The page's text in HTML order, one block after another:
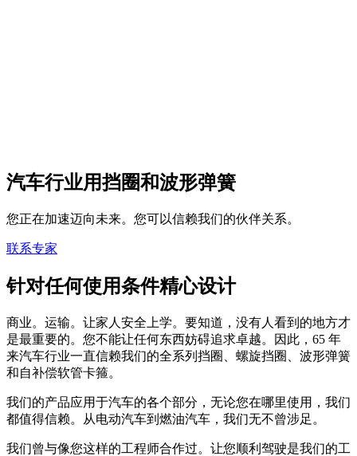
汽车行业用挡圈和波形弹簧
您正在加速迈向未来。您可以信赖我们的伙伴关系。
联系专家
针对任何使用条件精心设计
商业。运输。让家人安全上学。要知道，没有人看到的地方才
是最重要的。您不能让任何东西妨碍追求卓越。因此，65 年
来汽车行业一直信赖我们的全系列挡圈、螺旋挡圈、波形弹簧
和自补偿软管卡箍。
我们的产品应用于汽车的各个部分，无论您在哪里使用，我们
都值得信赖。从电动汽车到燃油汽车，我们无不曾涉足。
我们曾与像您这样的工程师合作过。让您顺利驾驶是我们的工